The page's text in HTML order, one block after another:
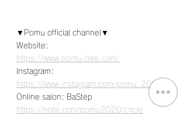
▼Pomu official channel▼
Website:
https://www.pomu-tree.com/
Instagram:
https://www.instagram.com/pomu_2020/
Online salon: BaStep
https://note.com/pomu2020/circle